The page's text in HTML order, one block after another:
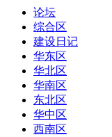
论坛
综合区
建设日记
华东区
华北区
华南区
东北区
华中区
西南区